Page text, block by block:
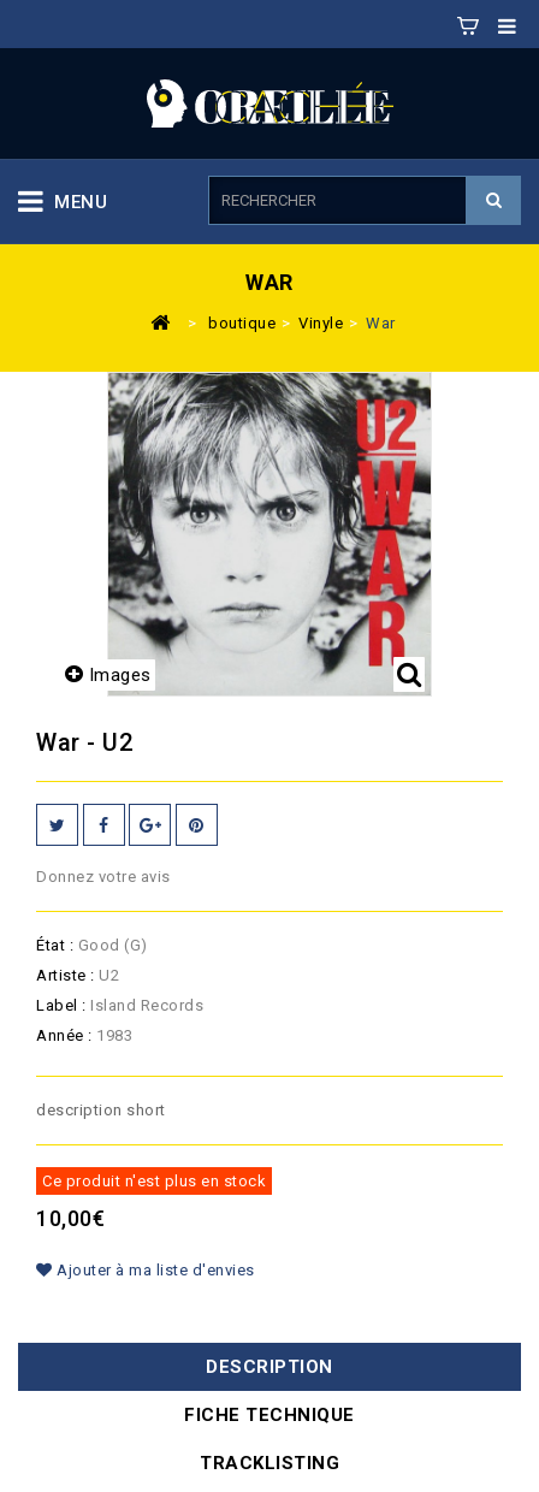
MENU
WAR
> boutique > Vinyle > War
Images
War - U2
Donnez votre avis
État : Good (G)
Artiste : U2
Label : Island Records
Année : 1983
description short
Ce produit n'est plus en stock
10,00€
Ajouter à ma liste d'envies
DESCRIPTION
FICHE TECHNIQUE
TRACKLISTING